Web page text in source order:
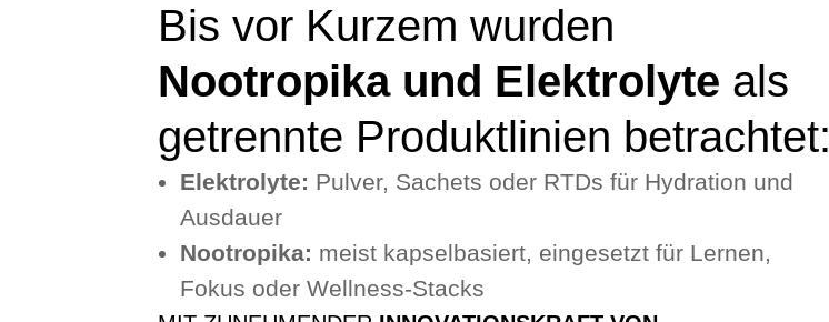
Bis vor Kurzem wurden
Nootropika und Elektrolyte als
getrennte Produktlinien betrachtet:
Elektrolyte: Pulver, Sachets oder RTDs für Hydration und
Ausdauer
Nootropika: meist kapselbasiert, eingesetzt für Lernen,
Fokus oder Wellness-Stacks